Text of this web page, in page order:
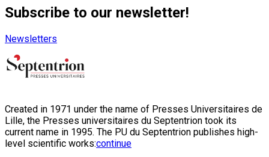
Subscribe to our newsletter!
Newsletters
Created in 1971 under the name of Presses Universitaires de
Lille, the Presses universitaires du Septentrion took its
current name in 1995. The PU du Septentrion publishes high-
level scientific works:continue